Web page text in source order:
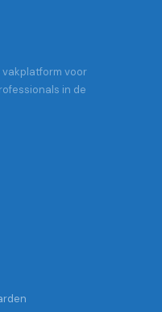
voor
in de